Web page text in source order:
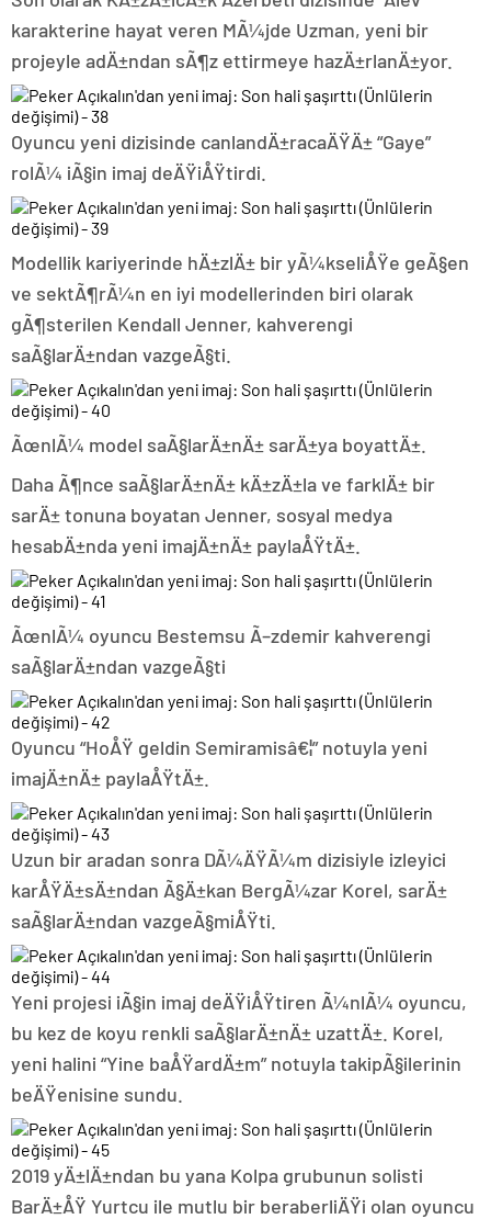
karakterine hayat veren MÃ¼jde Uzman, yeni bir
projeyle adÄ±ndan sÃ¶z ettirmeye hazÄ±rlanÄ±yor.
Oyuncu yeni dizisinde canlandÄ±racaÄŸÄ± “Gaye”
rolÃ¼ iÃ§in imaj deÄŸiÅŸtirdi.
Modellik kariyerinde hÄ±zlÄ± bir yÃ¼kseliÅŸe geÃ§en
ve sektÃ¶rÃ¼n en iyi modellerinden biri olarak
gÃ¶sterilen Kendall Jenner, kahverengi
saÃ§larÄ±ndan vazgeÃ§ti.
ÃœnlÃ¼ model saÃ§larÄ±nÄ± sarÄ±ya boyattÄ±.
Daha Ã¶nce saÃ§larÄ±nÄ± kÄ±zÄ±la ve farklÄ± bir
sarÄ± tonuna boyatan Jenner, sosyal medya
hesabÄ±nda yeni imajÄ±nÄ± paylaÅŸtÄ±.
ÃœnlÃ¼ oyuncu Bestemsu Ã–zdemir kahverengi
saÃ§larÄ±ndan vazgeÃ§ti
Oyuncu “HoÅŸ geldin Semiramisâ€¦” notuyla yeni
imajÄ±nÄ± paylaÅŸtÄ±.
Uzun bir aradan sonra DÃ¼ÄŸÃ¼m dizisiyle izleyici
karÅŸÄ±sÄ±ndan Ã§Ä±kan BergÃ¼zar Korel, sarÄ±
saÃ§larÄ±ndan vazgeÃ§miÅŸti.
Yeni projesi iÃ§in imaj deÄŸiÅŸtiren Ã¼nlÃ¼ oyuncu,
bu kez de koyu renkli saÃ§larÄ±nÄ± uzattÄ±. Korel,
yeni halini “Yine baÅŸardÄ±m” notuyla takipÃ§ilerinin
beÄŸenisine sundu.
2019 yÄ±lÄ±ndan bu yana Kolpa grubunun solisti
BarÄ±ÅŸ Yurtcu ile mutlu bir beraberliÄŸi olan oyuncu